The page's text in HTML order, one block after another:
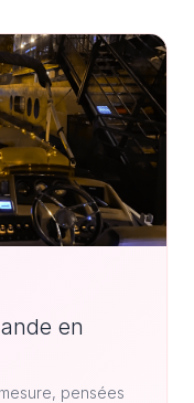
en
pensées